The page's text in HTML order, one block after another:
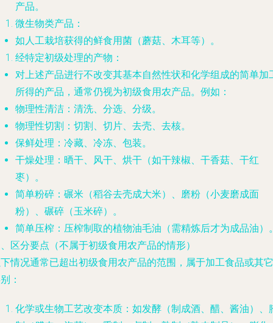
产品。
微生物类产品 ：
如人工栽培获得的鲜食用菌（蘑菇、木耳等）。
经特定初级处理的产物 ：
对上述产品进行不改变其基本自然性状和化学组成的简单加
所得的产品，通常仍视为初级食用农产品。例如：
物理性清洁 ：清洗、分选、分级。
物理性切割 ：切割、切片、去壳、去核。
保鲜处理 ：冷藏、冷冻、包装。
干燥处理 ：晒干、风干、烘干（如干辣椒、干香菇、干红
枣）。
简单粉碎 ：碾米（稻谷去壳成大米）、磨粉（小麦磨成面
粉）、碾碎（玉米碎）。
简单压榨 ：压榨制取的植物油毛油（需精炼后才为成品油）
区分要点（不属于初级食用农产品的情形）
情况通常已超出初级食用农产品的范围，属于加工食品或其它
：
化学或生物工艺改变本质 ：如发酵（制成酒、醋、酱油）、